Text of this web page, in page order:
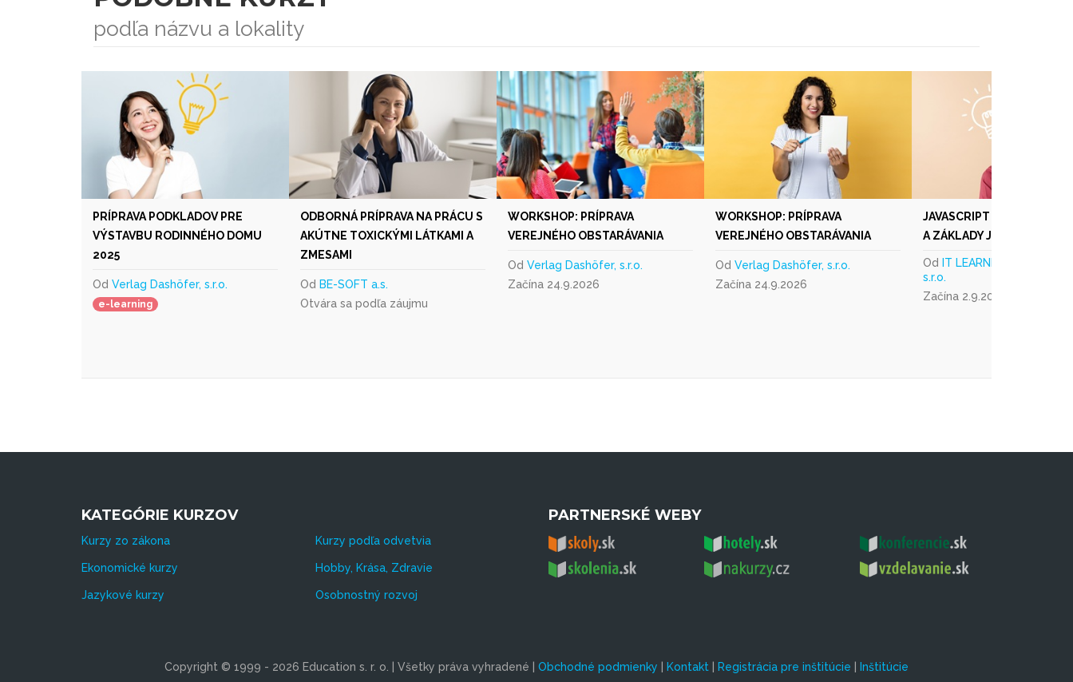
podľa názvu a lokality
PRÍPRAVA PODKLADOV PRE
VÝSTAVBU RODINNÉHO DOMU
2025
Od Verlag Dashöfer, s.r.o.
e-learning
ODBORNÁ PRÍPRAVA NA PRÁCU S
AKÚTNE TOXICKÝMI LÁTKAMI A
ZMESAMI
Od BE-SOFT a.s.
Otvára sa podľa záujmu
WORKSHOP: PRÍPRAVA
VEREJNÉHO OBSTARÁVANIA
Od Verlag Dashöfer, s.r.o.
Začína 24.9.2026
WORKSHOP: PRÍPRAVA
VEREJNÉHO OBSTARÁVANIA
Od Verlag Dashöfer, s.r.o.
Začína 24.9.2026
JAVASCRIPT I. -
A ZÁKLADY JAZYKA
Od IT LEARNING SLOVAKIA,
s.r.o.
Začína 2.9.2026
KATEGÓRIE KURZOV
Kurzy zo zákona Kurzy podľa odvetvia
Ekonomické kurzy Hobby, Krása, Zdravie
Jazykové kurzy Osobnostný rozvoj
PARTNERSKÉ WEBY
Copyright © 1999 - 2026 Education s. r. o. | Všetky práva vyhradené | Obchodné podmienky | Kontakt | Registrácia pre inštitúcie | Inštitúcie